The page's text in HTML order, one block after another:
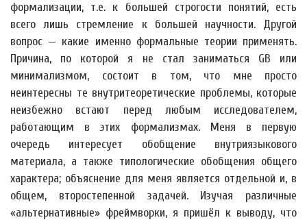
формализации, т.е. к большей строгости понятий, есть
всего лишь стремление к большей научности. Другой
вопрос — какие именно формальные теории применять.
Причина, по которой я не стал заниматься GB или
минимализмом, состоит в том, что мне просто
неинтересны те внутритеоретические проблемы, которые
неизбежно встают перед любым исследователем,
работающим в этих формализмах. Меня в первую
очередь интересует обобщение внутриязыкового
материала, а также типологические обобщения общего
характера; объяснение для меня является отдельной и, в
общем, второстепенной задачей. Изучая различные
«альтернативные» фреймворки, я пришёл к выводу, что